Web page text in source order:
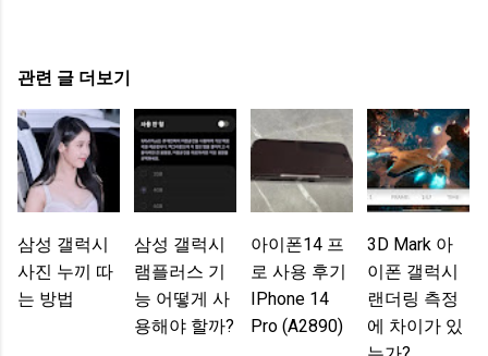
관련 글 더보기
삼성 갤럭시
사진 누끼 따
는 방법
삼성 갤럭시
램플러스 기
능 어떻게 사
용해야 할까?
아이폰14 프
로 사용 후기
IPhone 14
Pro (A2890)
3D Mark 아
이폰 갤럭시
랜더링 측정
에 차이가 있